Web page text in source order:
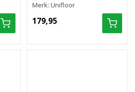
Merk: Unifloor
179,95